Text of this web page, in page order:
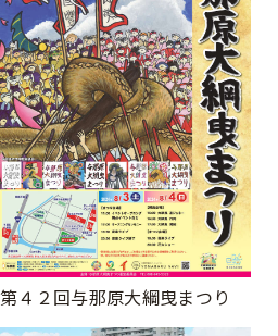
第４２回与那原大綱曳まつり